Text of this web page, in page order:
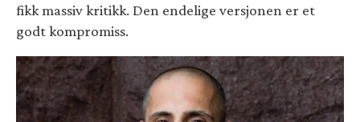
fikk massiv kritikk. Den endelige versjonen er et
godt kompromiss.